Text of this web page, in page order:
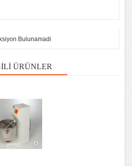
Bulunamadi
ÜRÜNLER